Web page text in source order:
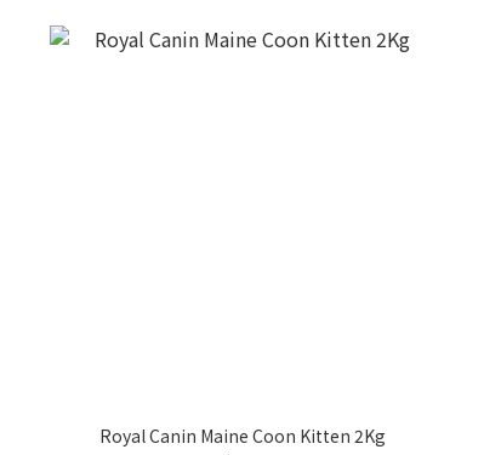
Royal Canin Maine Coon Kitten 2Kg